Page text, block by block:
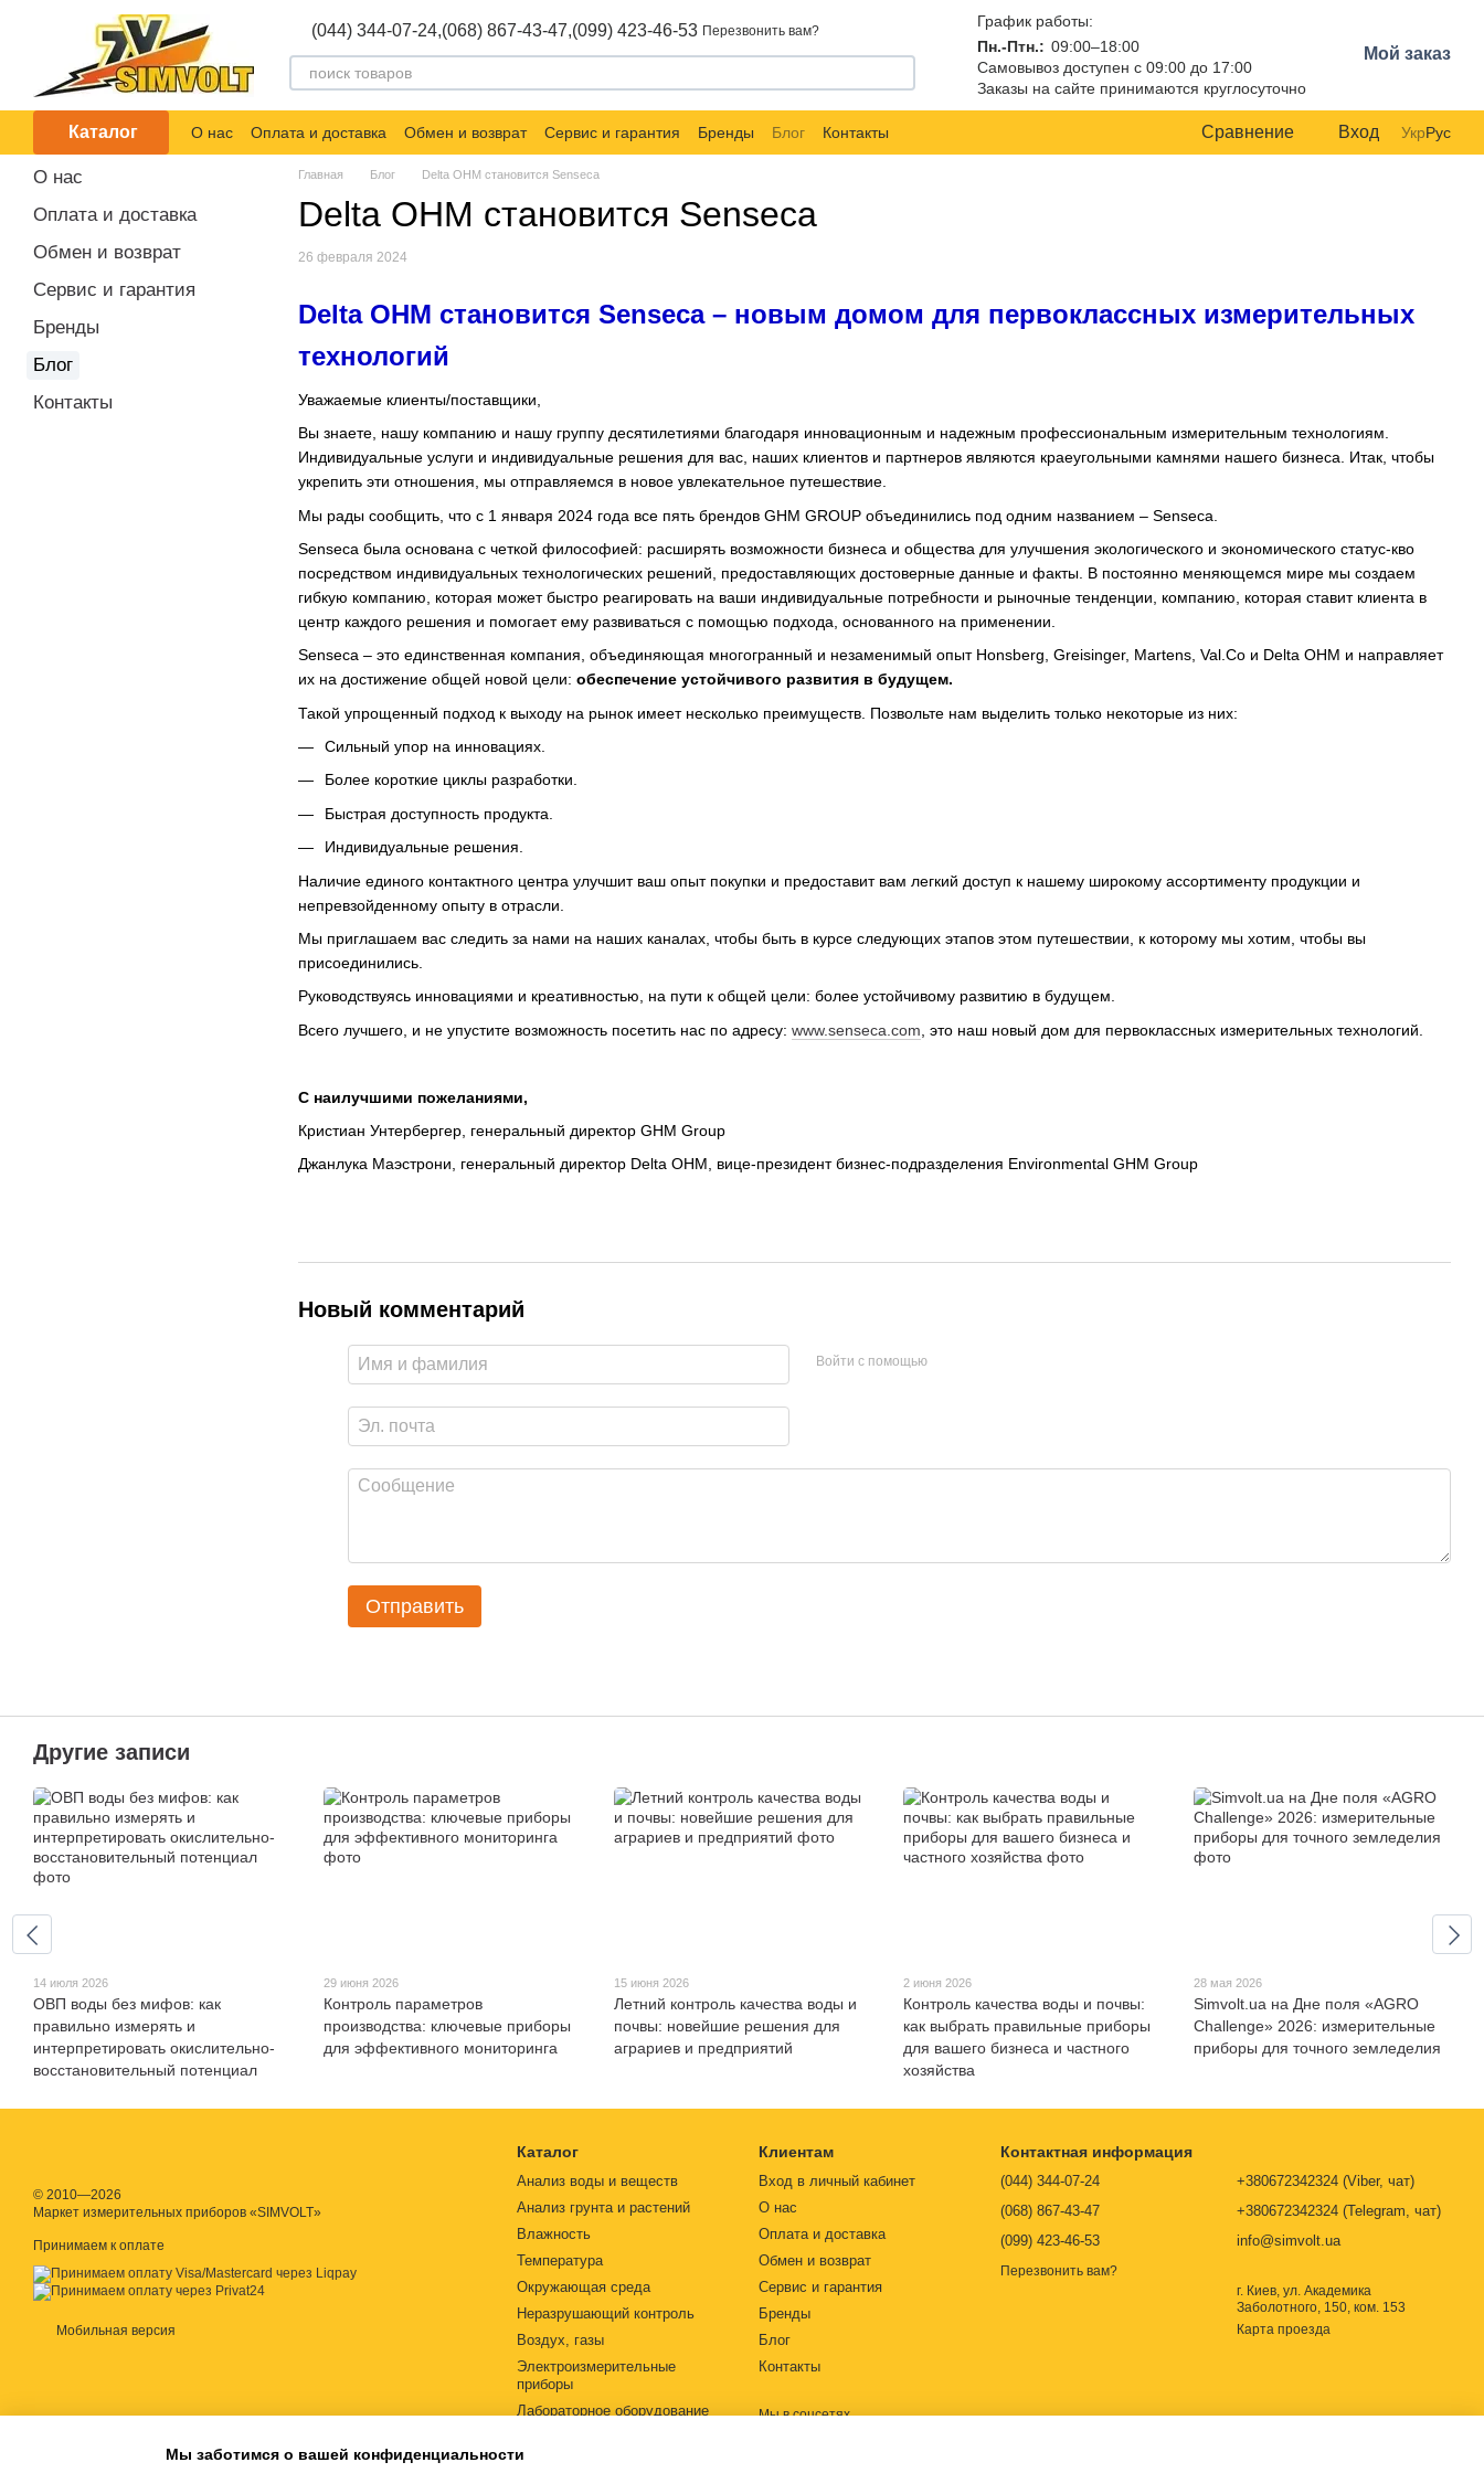
Перейти к основному контенту
(044) 344-07-24,(068) 867-43-47,(099) 423-46-53 Перезвонить вам?
График работы:
Пн.-Птн.: 09:00–18:00
Самовывоз доступен с 09:00 до 17:00
Заказы на сайте принимаются круглосуточно
Мой заказ
Каталог О нас Оплата и доставка Обмен и возврат Сервис и гарантия Бренды Блог Контакты Сравнение Вход УкрРус
Главная Блог Delta OHM становится Senseca
Delta OHM становится Senseca
26 февраля 2024
Delta OHM становится Senseca – новым домом для первоклассных измерительных
технологий
Уважаемые клиенты/поставщики,
Вы знаете, нашу компанию и нашу группу десятилетиями благодаря инновационным и надежным профессиональным измерительным технологиям.
Индивидуальные услуги и индивидуальные решения для вас, наших клиентов и партнеров являются краеугольными камнями нашего бизнеса. Итак, чтобы
укрепить эти отношения, мы отправляемся в новое увлекательное путешествие.
Мы рады сообщить, что с 1 января 2024 года все пять брендов GHM GROUP объединились под одним названием – Senseca.
Senseca была основана с четкой философией: расширять возможности бизнеса и общества для улучшения экологического и экономического статус-кво
посредством индивидуальных технологических решений, предоставляющих достоверные данные и факты. В постоянно меняющемся мире мы создаем
гибкую компанию, которая может быстро реагировать на ваши индивидуальные потребности и рыночные тенденции, компанию, которая ставит клиента в
центр каждого решения и помогает ему развиваться с помощью подхода, основанного на применении.
Senseca – это единственная компания, объединяющая многогранный и незаменимый опыт Honsberg, Greisinger, Martens, Val.Co и Delta OHM и направляет
их на достижение общей новой цели: обеспечение устойчивого развития в будущем.
Такой упрощенный подход к выходу на рынок имеет несколько преимуществ. Позвольте нам выделить только некоторые из них:
Сильный упор на инновациях.
Более короткие циклы разработки.
Быстрая доступность продукта.
Индивидуальные решения.
Наличие единого контактного центра улучшит ваш опыт покупки и предоставит вам легкий доступ к нашему широкому ассортименту продукции и
непревзойденному опыту в отрасли.
Мы приглашаем вас следить за нами на наших каналах, чтобы быть в курсе следующих этапов этом путешествии, к которому мы хотим, чтобы вы
присоединились.
Руководствуясь инновациями и креативностью, на пути к общей цели: более устойчивому развитию в будущем.
Всего лучшего, и не упустите возможность посетить нас по адресу: www.senseca.com , это наш новый дом для первоклассных измерительных технологий.
С наилучшими пожеланиями,
Кристиан Унтербергер, генеральный директор GHM Group
Джанлука Маэстрони, генеральный директор Delta OHM, вице-президент бизнес-подразделения Environmental GHM Group
Новый комментарий
Войти с помощью
Отправить
О нас
Оплата и доставка
Обмен и возврат
Сервис и гарантия
Бренды
Блог
Контакты
Другие записи
14 июля 2026
ОВП воды без мифов: как
правильно измерять и
интерпретировать окислительно-
восстановительный потенциал
29 июня 2026
Контроль параметров
производства: ключевые приборы
для эффективного мониторинга
15 июня 2026
Летний контроль качества воды и
почвы: новейшие решения для
аграриев и предприятий
2 июня 2026
Контроль качества воды и почвы:
как выбрать правильные приборы
для вашего бизнеса и частного
хозяйства
28 мая 2026
Simvolt.ua на Дне поля «AGRO
Challenge» 2026: измерительные
приборы для точного земледелия
© 2010—2026
Маркет измерительных приборов «SIMVOLT»
Принимаем к оплате
Мобильная версия
Каталог
Анализ воды и веществ
Анализ грунта и растений
Влажность
Температура
Окружающая среда
Неразрушающий контроль
Воздух, газы
Электроизмерительные
приборы
Лабораторное оборудование
Источники питания
Клиентам
Вход в личный кабинет
О нас
Оплата и доставка
Обмен и возврат
Сервис и гарантия
Бренды
Блог
Контакты
Мы в соцсетях
Контактная информация
(044) 344-07-24
(068) 867-43-47
(099) 423-46-53
Перезвонить вам?
+380672342324 (Viber, чат)
+380672342324 (Telegram, чат)
info@simvolt.ua
г. Киев, ул. Академика
Заболотного, 150, ком. 153
Карта проезда
Мы заботимся о вашей конфиденциальности